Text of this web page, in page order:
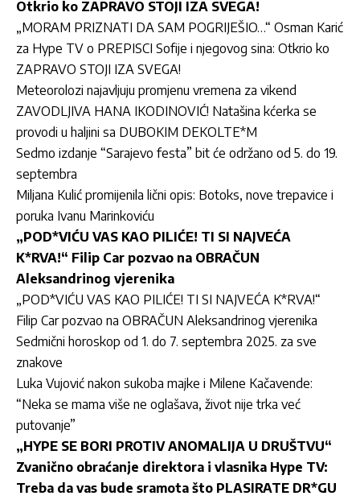
Otkrio ko ZAPRAVO STOJI IZA SVEGA!
„MORAM PRIZNATI DA SAM POGRIJEŠIO…“ Osman Karić
za Hype TV o PREPISCI Sofije i njegovog sina: Otkrio ko
ZAPRAVO STOJI IZA SVEGA!
Meteorolozi najavljuju promjenu vremena za vikend
ZAVODLJIVA HANA IKODINOVIĆ! Natašina kćerka se
provodi u haljini sa DUBOKIM DEKOLTE*M
Sedmo izdanje “Sarajevo festa” bit će održano od 5. do 19.
septembra
Miljana Kulić promijenila lični opis: Botoks, nove trepavice i
poruka Ivanu Marinkoviću
„POD*VIĆU VAS KAO PILIĆE! TI SI NAJVEĆA
K*RVA!“ Filip Car pozvao na OBRAČUN
Aleksandrinog vjerenika
„POD*VIĆU VAS KAO PILIĆE! TI SI NAJVEĆA K*RVA!“
Filip Car pozvao na OBRAČUN Aleksandrinog vjerenika
Sedmični horoskop od 1. do 7. septembra 2025. za sve
znakove
Luka Vujović nakon sukoba majke i Milene Kačavende:
“Neka se mama više ne oglašava, život nije trka već
putovanje”
„HYPE SE BORI PROTIV ANOMALIJA U DRUŠTVU“
Zvanično obraćanje direktora i vlasnika Hype TV:
Treba da vas bude sramota što PLASIRATE DR*GU